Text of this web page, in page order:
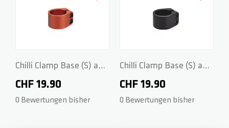
Chilli Clamp Base (S) and
Rocky Series - 2-Bolt HIC
- Orange
CHF 19.90
0 Bewertungen bisher
Chilli Clamp Base (S) and
Rocky Series - 2-Bolt HIC
- Black
CHF 19.90
0 Bewertungen bisher